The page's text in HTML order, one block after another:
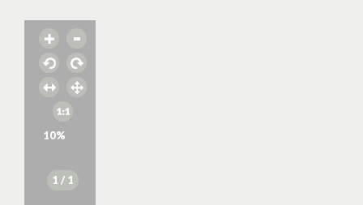
10%
1 / 1